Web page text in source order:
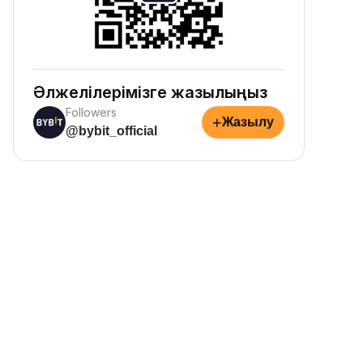
Әлжелілерімізге жазылыңыз
Followers
@bybit_official
+Жазылу